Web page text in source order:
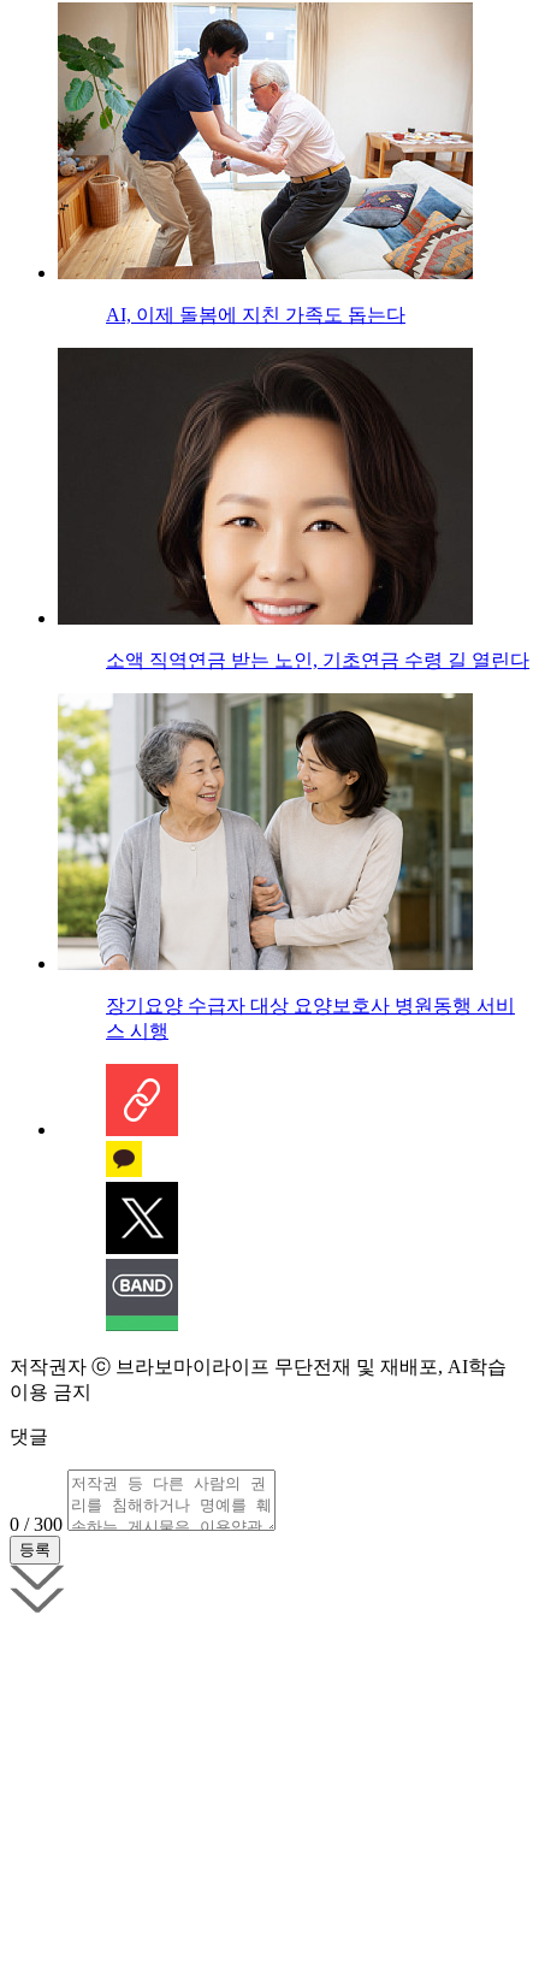
AI, 이제 돌봄에 지친 가족도 돕는다
소액 직역연금 받는 노인, 기초연금 수령 길 열린다
장기요양 수급자 대상 요양보호사 병원동행 서비
스 시행
저작권자 ⓒ 브라보마이라이프 무단전재 및 재배포, AI학습
이용 금지
댓글
0 / 300